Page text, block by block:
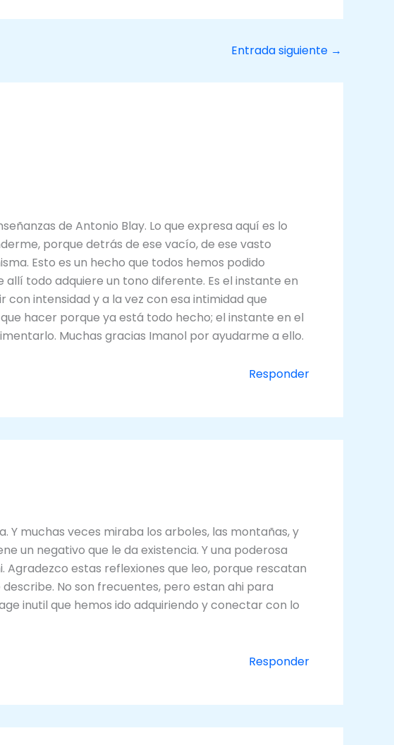
Entrada siguiente →
de Antonio Blay. Lo que expresa aquí es lo
porque detrás de ese vacío, de ese vasto
Esto es un hecho que todos hemos podido
todo adquiere un tono diferente. Es el instante en
intensidad y a la vez con esa intimidad que
hacer porque ya está todo hecho; el instante en el
Muchas gracias Imanol por ayudarme a ello.
Responder
Y muchas veces miraba los arboles, las montañas, y
un negativo que le da existencia. Y una poderosa
estas reflexiones que leo, porque rescatan
No son frecuentes, pero estan ahi para
inutil que hemos ido adquiriendo y conectar con lo
Responder